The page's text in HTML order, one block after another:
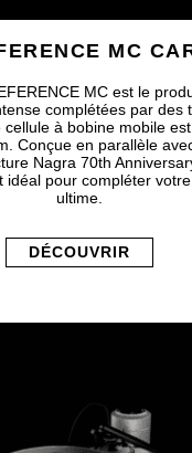
MC
MC est le
complétées par des
à bobine mobile
Conçue en parallèle
Nagra 70th
idéal pour compléter
ultime.
DÉCOUVRIR